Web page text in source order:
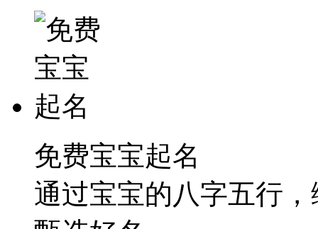
免费宝宝起名
通过宝宝的八字五行